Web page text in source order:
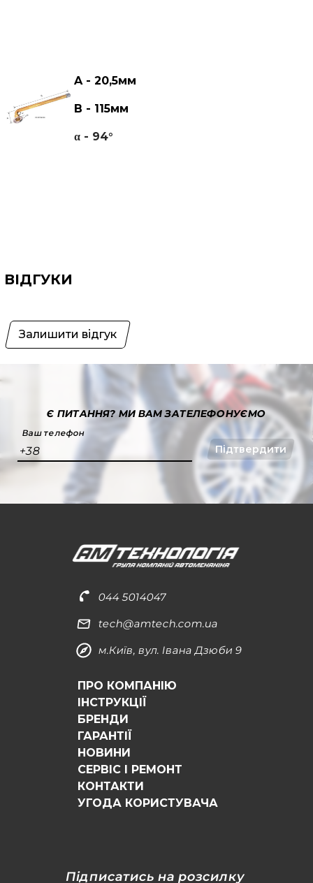
A - 20,5мм
B - 115мм
α - 94°
ВІДГУКИ
Залишити відгук
Є ПИТАННЯ?МИ ВАМ ЗАТЕЛЕФОНУЄМО
Ваш телефон
+38 Підтвердити
044 5014047
tech@amtech.com.ua
м.Київ, вул. Івана Дзюби 9
ПРО КОМПАНІЮ
ІНСТРУКЦІЇ
БРЕНДИ
ГАРАНТІЇ
НОВИНИ
СЕРВІС І РЕМОНТ
КОНТАКТИ
УГОДА КОРИСТУВАЧА
Підписатись на розсилку